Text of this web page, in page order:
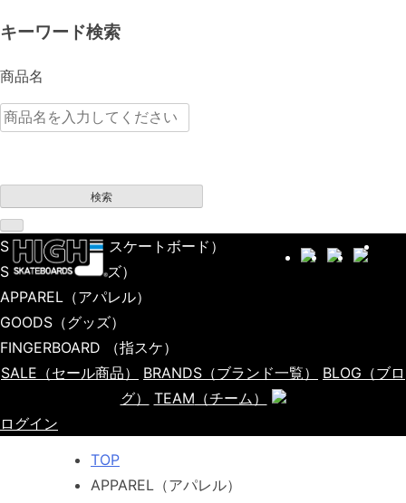
キーワード検索
商品名
検索
SKATEBOARD（スケートボード）
SHOES（シューズ）
APPAREL （アパレル）
GOODS （グッズ）
FINGERBOARD
（指スケ）
SALE （セール商品） BRANDS （ブランド一覧） BLOG （ブロ
グ）
TEAM （チーム）
ログイン
TOP
APPAREL（アパレル）